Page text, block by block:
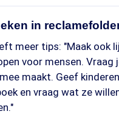
in
meer tips: "Maak ook
voor mensen. Vraag
maakt. Geef
en vraag wat ze